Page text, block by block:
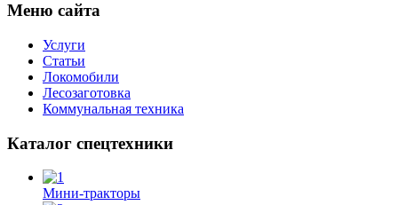
Меню сайта
Услуги
Статьи
Локомобили
Лесозаготовка
Коммунальная техника
Каталог спецтехники
Мини-тракторы